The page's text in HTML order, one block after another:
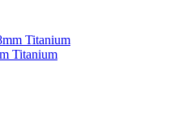
Titanium